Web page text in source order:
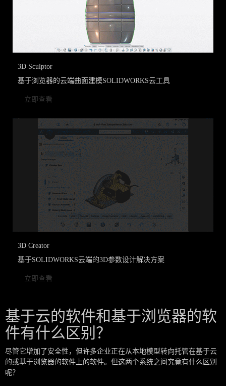
3D Sculptor
基于浏览器的云端曲面建模SOLIDWORKS云工具
立即查看
3D Creator
基于SOLIDWORKS云端的3D参数设计解决方案
立即查看
基于云的软件和基于浏览器的软
件有什么区别？
尽管它增加了安全性，但许多企业正在从本地模型转向托管在基于云
的或基于浏览器的软件上的软件。但这两个系统之间究竟有什么区别
呢？